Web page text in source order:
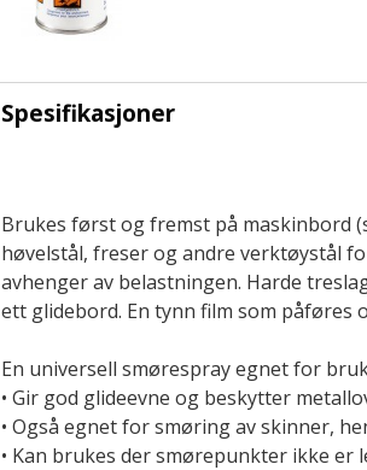
Spesifikasjoner
Brukes først og fremst på maskinbord
høvelstål, freser og andre verktøystål
avhenger av belastningen. Harde
ett glidebord. En tynn film som
En universell smørespray egnet for
• Gir god glideevne og beskytter
• Også egnet for smøring av skinner,
• Kan brukes der smørepunkter ikke er